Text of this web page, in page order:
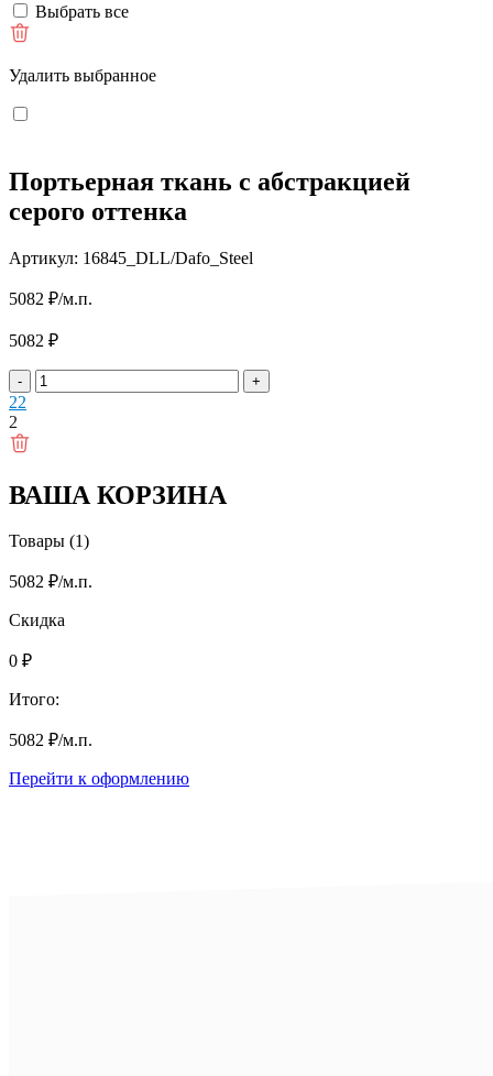
Выбрать все
Удалить выбранное
Портьерная ткань с абстракцией
серого оттенка
Артикул: 16845_DLL/Dafo_Steel
5082 ₽/м.п.
5082 ₽
- +
22
2
ВАША КОРЗИНА
Товары (1)
5082 ₽/м.п.
Скидка
0 ₽
Итого:
5082 ₽/м.п.
Перейти к оформлению